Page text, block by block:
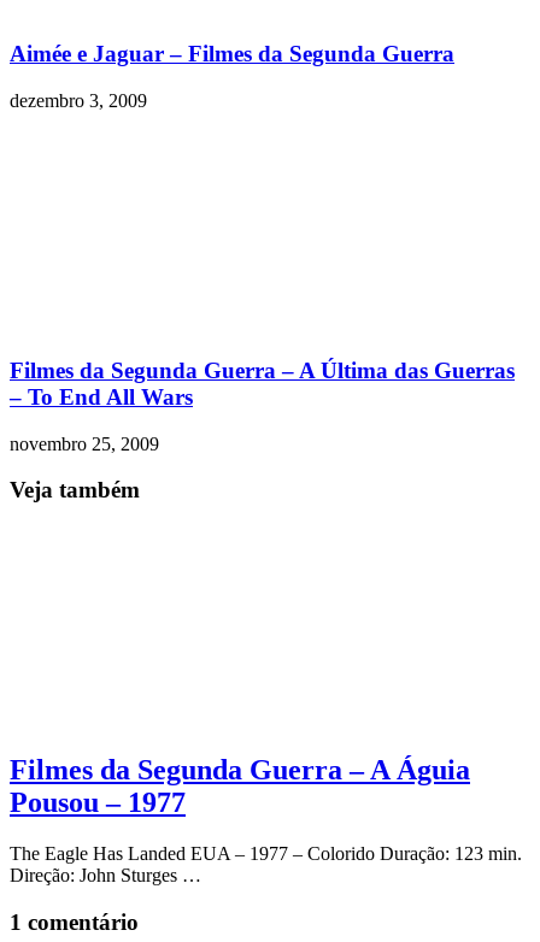
Aimée e Jaguar – Filmes da Segunda Guerra
dezembro 3, 2009
Filmes da Segunda Guerra – A Última das Guerras
– To End All Wars
novembro 25, 2009
Veja também
Filmes da Segunda Guerra – A Águia
Pousou – 1977
The Eagle Has Landed EUA – 1977 – Colorido Duração: 123 min.
Direção: John Sturges …
1 comentário